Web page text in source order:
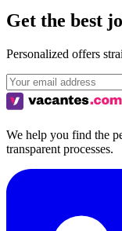
Get the best
Personalized offers
We help you find the
transparent processes.